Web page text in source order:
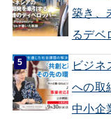
築き、
るデベ
ビジネ
への取
中小企